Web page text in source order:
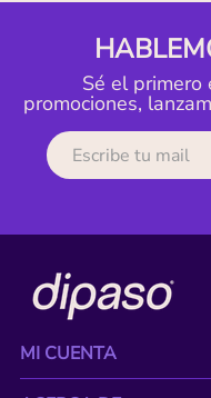
Sé el primero
promociones,
MI CUENTA